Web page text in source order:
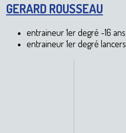
GERARD ROUSSEAU
entraineur 1er degré -16 ans
entraineur 1er degré lancers